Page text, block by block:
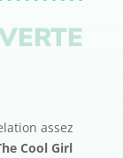
assez
Cool Girl